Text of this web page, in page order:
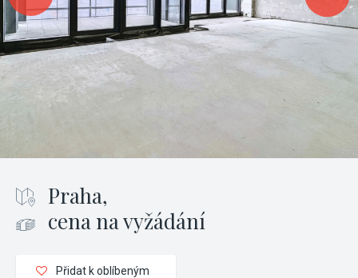
Praha,
cena na vyžádání
Přidat k oblíbeným